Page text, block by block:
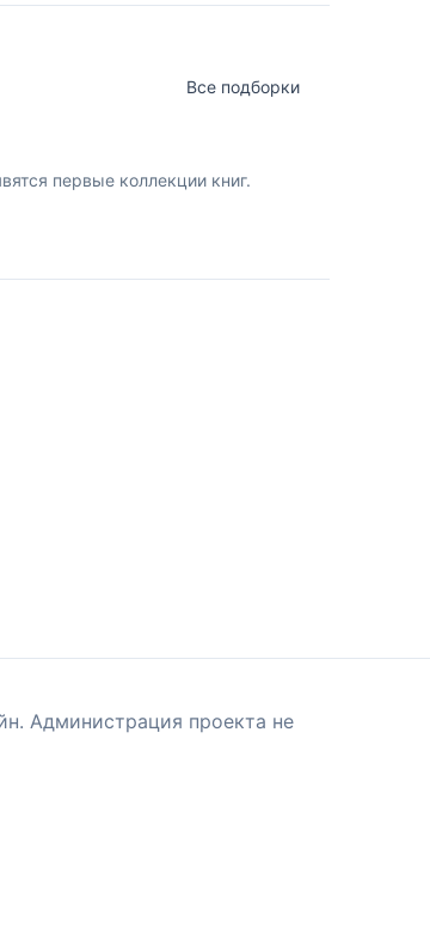
Все подборки
первые коллекции книг.
Администрация проекта не